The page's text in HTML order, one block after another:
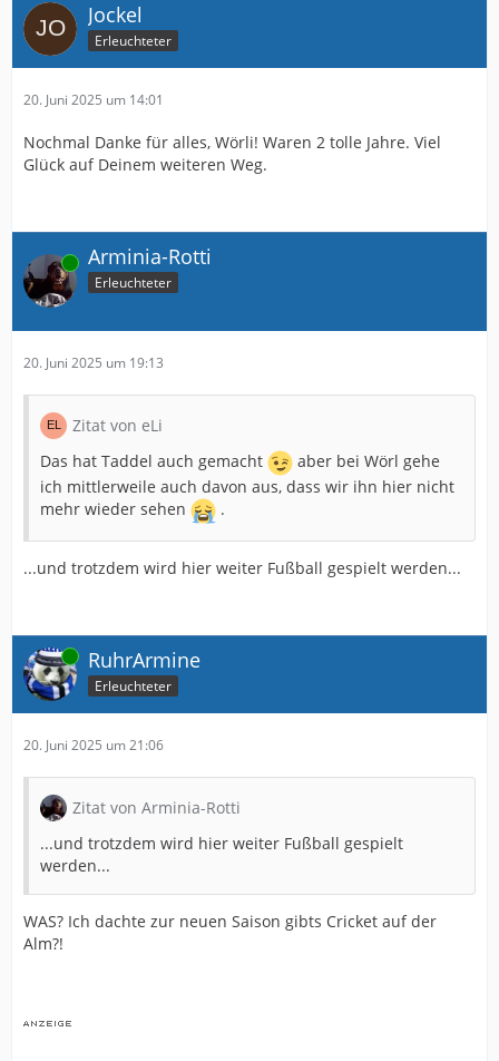
Jockel
Erleuchteter
20. Juni 2025 um 14:01
Nochmal Danke für alles, Wörli! Waren 2 tolle Jahre. Viel
Glück auf Deinem weiteren Weg.
Online Arminia-Rotti
Erleuchteter
20. Juni 2025 um 19:13
Zitat von eLi
Das hat Taddel auch gemacht
aber bei Wörl gehe
ich mittlerweile auch davon aus, dass wir ihn hier nicht
mehr wieder sehen
.
...und trotzdem wird hier weiter Fußball gespielt werden...
Online RuhrArmine
Erleuchteter
20. Juni 2025 um 21:06
Zitat von Arminia-Rotti
...und trotzdem wird hier weiter Fußball gespielt
werden...
WAS? Ich dachte zur neuen Saison gibts Cricket auf der
Alm?!